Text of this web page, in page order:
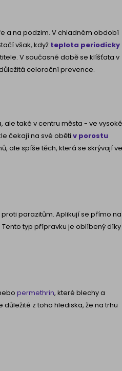
a na podzim. V chladném období
však, když teplota periodicky
V současné době se klíšťata v
celoroční prevence.
ale také v centru města - ve
čekají na své oběti v porostu
ale spíše těch, která se skrývají ve
parazitům. Aplikují se přímo na
typ přípravku je oblíbený díky
permethrin, které blechy a
z toho hlediska, že na trhu